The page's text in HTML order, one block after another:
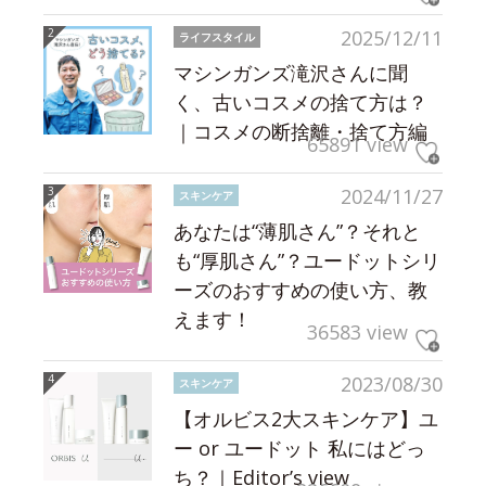
2025/12/11
ライフスタイル
マシンガンズ滝沢さんに聞
く、古いコスメの捨て方は？
｜コスメの断捨離・捨て方編
65891 view
2024/11/27
スキンケア
あなたは“薄肌さん”？それと
も“厚肌さん”？ユードットシリ
ーズのおすすめの使い方、教
えます！
36583 view
2023/08/30
スキンケア
【オルビス2大スキンケア】ユ
ー or ユードット 私にはどっ
ち？｜Editor’s view